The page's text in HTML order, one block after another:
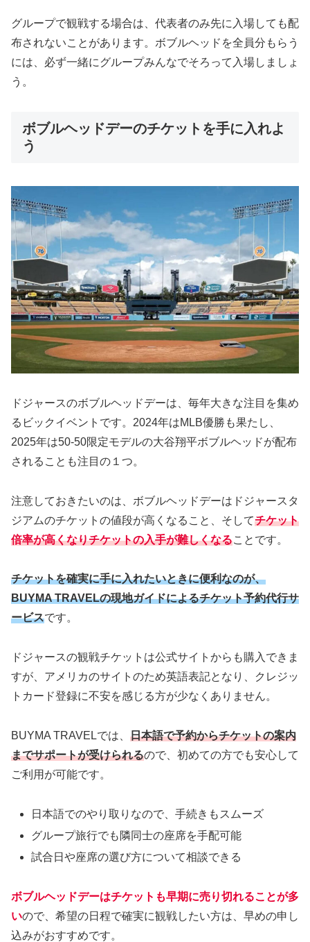
グループで観戦する場合は、代表者のみ先に入場しても配
布されないことがあります。ボブルヘッドを全員分もらう
には、必ず一緒にグループみんなでそろって入場しましょ
う。
ボブルヘッドデーのチケットを手に入れよ
う
ドジャースのボブルヘッドデーは、毎年大きな注目を集め
るビックイベントです。2024年はMLB優勝も果たし、
2025年は50-50限定モデルの大谷翔平ボブルヘッドが配布
されることも注目の１つ。
注意しておきたいのは、ボブルヘッドデーはドジャースタ
ジアムのチケットの値段が高くなること、そしてチケット
倍率が高くなりチケットの入手が難しくなることです。
チケットを確実に手に入れたいときに便利なのが、
BUYMA TRAVELの現地ガイドによるチケット予約代行サ
ービスです。
ドジャースの観戦チケットは公式サイトからも購入できま
すが、アメリカのサイトのため英語表記となり、クレジッ
トカード登録に不安を感じる方が少なくありません。
BUYMA TRAVELでは、 日本語で予約からチケットの案内
までサポートが受けられるので、初めての方でも安心して
ご利用が可能です。
日本語でのやり取りなので、手続きもスムーズ
グループ旅行でも隣同士の座席を手配可能
試合日や座席の選び方について相談できる
ボブルヘッドデーはチケットも早期に売り切れることが多
いので、希望の日程で確実に観戦したい方は、早めの申し
込みがおすすめです。